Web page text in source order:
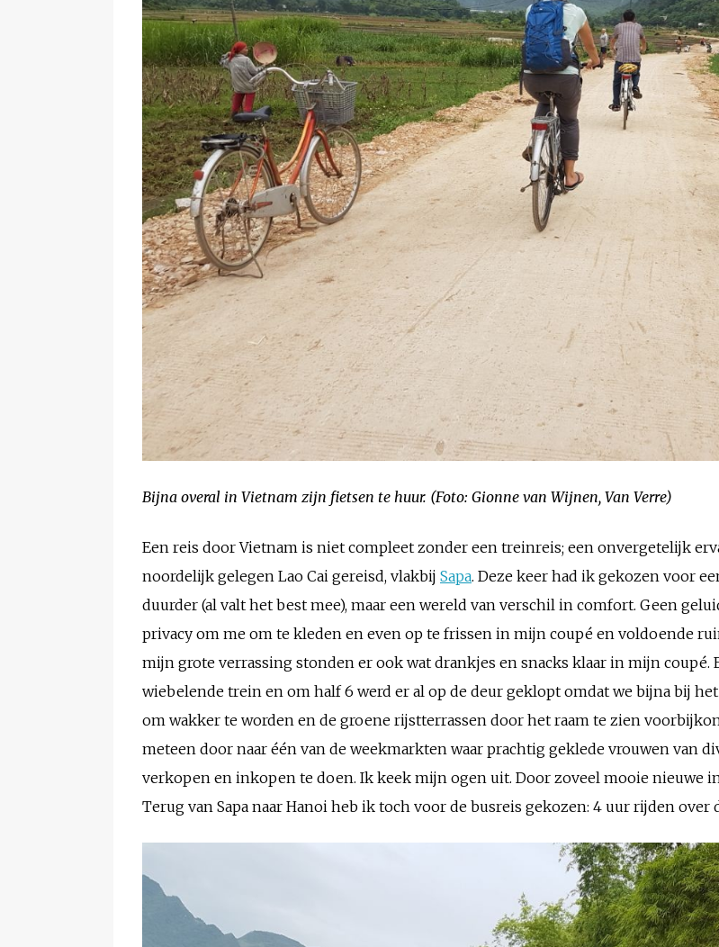
Bijna overal in Vietnam zijn fietsen te huur. (Foto: Gionne van Wijnen, Van Verre)
Een reis door Vietnam is niet compleet zonder een treinreis; een onvergetelijk
noordelijk gelegen Lao Cai gereisd, vlakbij Sapa. Deze keer had ik gekozen voor
duurder (al valt het best mee), maar een wereld van verschil in comfort. Geen
privacy om me om te kleden en even op te frissen in mijn coupé en voldoende
mijn grote verrassing stonden er ook wat drankjes en snacks klaar in mijn coupé.
wiebelende trein en om half 6 werd er al op de deur geklopt omdat we bijna bij
om wakker te worden en de groene rijstterrassen door het raam te zien
meteen door naar één van de weekmarkten waar prachtig geklede vrouwen van
verkopen en inkopen te doen. Ik keek mijn ogen uit. Door zoveel mooie nieuwe
Terug van Sapa naar Hanoi heb ik toch voor de busreis gekozen: 4 uur rijden over